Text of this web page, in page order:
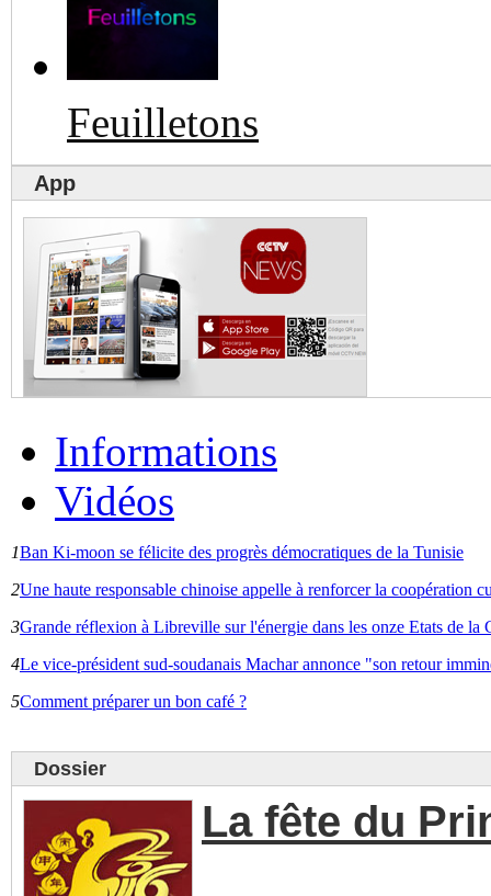
Feuilletons
App
Informations
Vidéos
1Ban Ki-moon se félicite des progrès démocratiques de la Tunisie
2Une haute responsable chinoise appelle à renforcer la coopération
3Grande réflexion à Libreville sur l'énergie dans les onze Etats de la
4Le vice-président sud-soudanais Machar annonce "son retour
5Comment préparer un bon café ?
Dossier
La fête du